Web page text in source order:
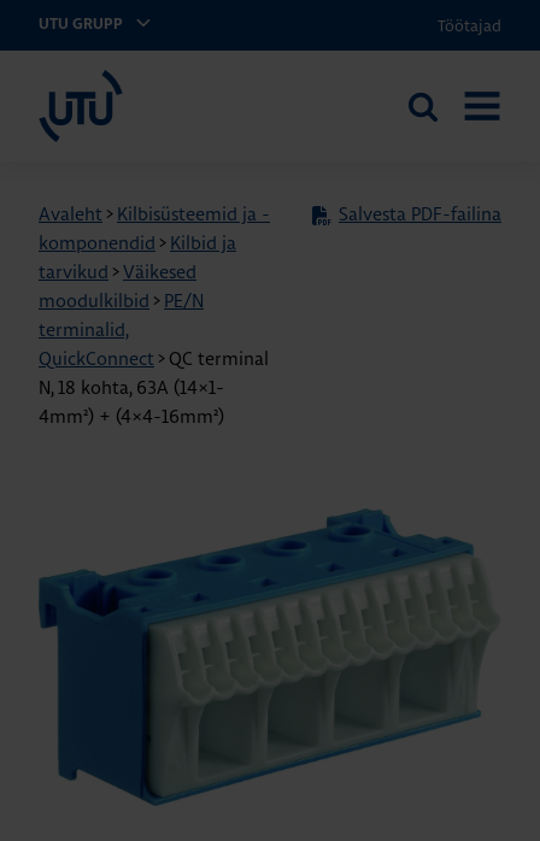
UTU GRUPP Töötajad
Otsi
Avaleht > Kilbisüsteemid ja -
komponendid > Kilbid ja
tarvikud >Väikesed
moodulkilbid > PE/N
terminalid,
QuickConnect > QC terminal
N, 18 kohta, 63A (14×1-
4mm²) + (4×4-16mm²)
Salvesta PDF-failina